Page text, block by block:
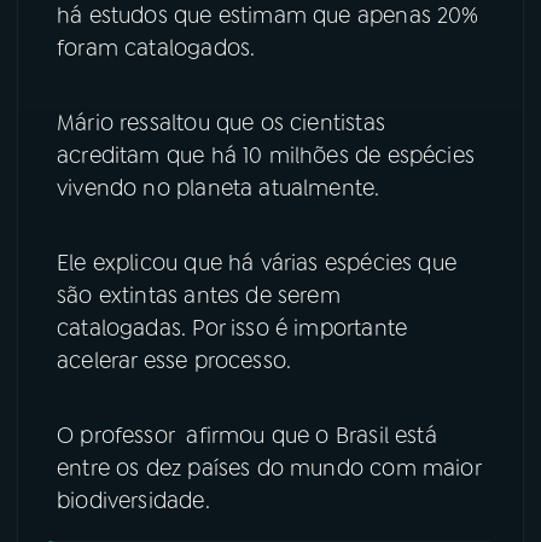
há estudos que estimam que apenas 20%
foram catalogados.
Mário ressaltou que os cientistas
acreditam que há 10 milhões de espécies
vivendo no planeta atualmente.
Ele explicou que há várias espécies que
são extintas antes de serem
catalogadas. Por isso é importante
acelerar esse processo.
O professor afirmou que o Brasil está
entre os dez países do mundo com maior
biodiversidade.